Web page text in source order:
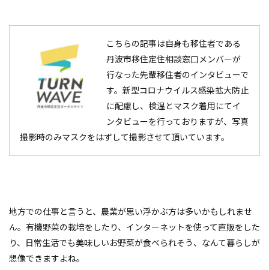
こちらの記事は自身も移住者である
丹波市移住定住相談窓口メンバーが
行なった先輩移住者のインタビューで
す。新型コロナウイルス感染拡大防止
に配慮し、検温とマスク着用にてイ
ンタビューを行っておりますが、写真
撮影時のみマスクをはずして撮影させて頂いています。
地方での仕事と言うと、農業が思い浮かぶ方は多いかもしれませ
ん。有機野菜の栽培をしたり、インターネットを使って直販をした
り、日常生活でも美味しいお野菜が食べられそう、なんて暮らしが
想像できますよね。